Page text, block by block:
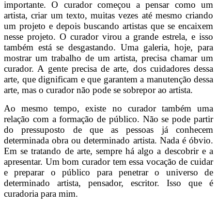
importante. O curador começou a pensar como um
artista, criar um texto, muitas vezes até mesmo criando
um projeto e depois buscando artistas que se encaixem
nesse projeto. O curador virou a grande estrela, e isso
também está se desgastando. Uma galeria, hoje, para
mostrar um trabalho de um artista, precisa chamar um
curador. A gente precisa de arte, dos cuidadores dessa
arte, que dignificam e que garantem a manutenção dessa
arte, mas o curador não pode se sobrepor ao artista.
Ao mesmo tempo, existe no curador também uma
relação com a formação de público. Não se pode partir
do pressuposto de que as pessoas já conhecem
determinada obra ou determinado artista. Nada é óbvio.
Em se tratando de arte, sempre há algo a descobrir e a
apresentar. Um bom curador tem essa vocação de cuidar
e preparar o público para penetrar o universo de
determinado artista, pensador, escritor. Isso que é
curadoria para mim.